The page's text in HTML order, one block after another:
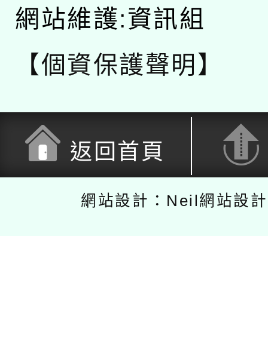
網站維護:資訊組
【個資保護聲明】
返回首頁
網站設計：Neil網站設